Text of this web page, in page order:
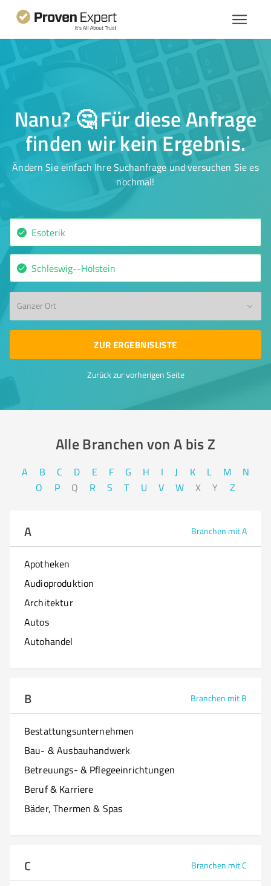
Nanu? 🤔 Für diese Anfrage
finden wir kein Ergebnis.
Ändern Sie einfach Ihre Suchanfrage und versuchen Sie es
nochmal!
Ganzer Ort
ZUR ERGEBNISLISTE
Zurück zur vorherigen Seite
Alle Branchen von A bis Z​
A B C D E F G H I J K L M
N
O
P Q R S T U V W X Y Z
A Branchen mit A
Apotheken
Audioproduktion
Architektur
Autos
Autohandel
B Branchen mit B
Bestattungsunternehmen
Bau- & Ausbauhandwerk
Betreuungs- & Pflegeeinrichtungen
Beruf & Karriere
Bäder, Thermen & Spas
C Branchen mit C